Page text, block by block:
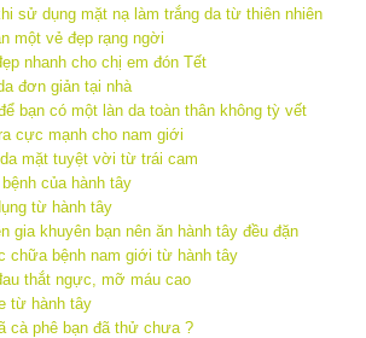
sử dụng mặt nạ làm trắng da từ thiên nhiên
một vẻ đẹp rạng ngời
nhanh cho chị em đón Tết
đơn giản tại nhà
bạn có một làn da toàn thân không tỳ vết
cực mạnh cho nam giới
mặt tuyệt vời từ trái cam
của hành tây
từ hành tây
gia khuyên bạn nên ăn hành tây đều đặn
chữa bệnh nam giới từ hành tây
thắt ngực, mỡ máu cao
từ hành tây
cà phê bạn đã thử chưa ?